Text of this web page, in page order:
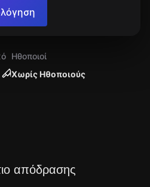
Χωρίς Ηθοποιούς
Ηθοποιοί
απόδρασης